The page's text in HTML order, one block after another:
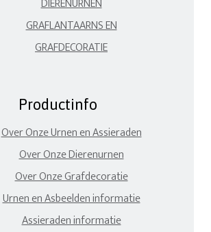
GRAFLANTAARNS EN
GRAFDECORATIE
Productinfo
Over Onze Urnen en Assieraden
Over Onze Dierenurnen
Over Onze Grafdecoratie
Urnen en Asbeelden informatie
Assieraden informatie